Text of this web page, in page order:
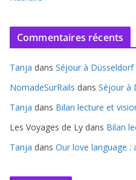
Commentaires récents
Tanja dans Séjour à
NomadeSurRails dans Séjour à
Tanja dans Bilan lecture et
Les Voyages de Ly dans Bilan
Tanja dans Our love language